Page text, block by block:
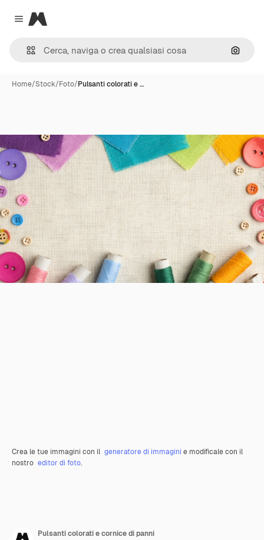
Close menu
Magnific
Cerca
Home/Stock/Foto/Pulsanti colorati e …
Crea le tue immagini con il generatore di immagini e modificale con il
nostro editor di foto.
Pulsanti colorati e cornice di panni